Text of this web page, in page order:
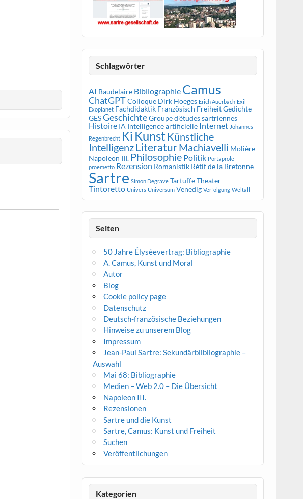
Schlagwörter
AI Baudelaire Bibliographie Camus
ChatGPTColloque Dirk Hoeges Erich Auerbach Exil
Exoplanet Fachdidaktik Französisch FreiheitGedichte
GESGeschichteGroupe d'études sartriennes
Histoire IA Intelligence artificielle Internet Johannes
Regenbrecht Ki Kunst Künstliche
IntelligenzLiteraturMachiavelli Molière
Napoleon III. Philosophie Politik Portaprole
proemetto Rezension Romanistik Rétif de la Bretonne
Sartre Simon Degrave TartuffeTheater
Tintoretto Univers Universum Venedig Verfolgung Weltall
Seiten
50 Jahre Élyséevertrag: Bibliographie
A. Camus, Kunst und Moral
Autor
Blog
Cookie policy page
Datenschutz
Deutsch-französische Beziehungen
Hinweise zu unserem Blog
Impressum
Jean-Paul Sartre: Sekundärblibliographie –
Auswahl
Mai 68: Bibliographie
Medien – Web 2.0 – Die Übersicht
Napoleon III.
Rezensionen
Sartre und die Kunst
Sartre, Camus: Kunst und Freiheit
Suchen
Veröffentlichungen
Kategorien